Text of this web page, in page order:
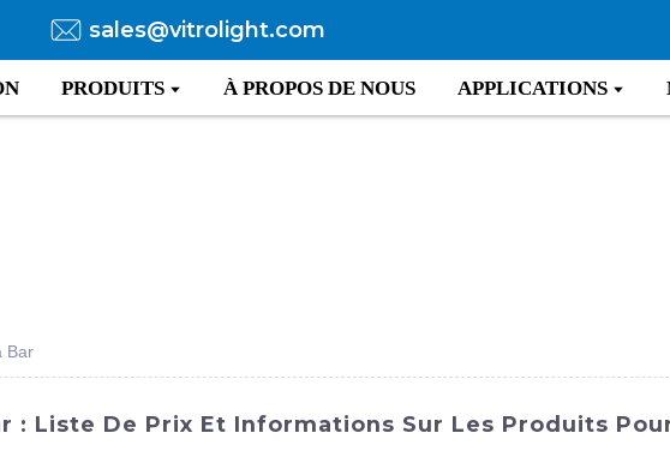
sales@vitrolight.com
PRODUITS À PROPOS DE NOUS APPLICATIONS
Bar
: Liste De Prix Et Informations Sur Les Produits